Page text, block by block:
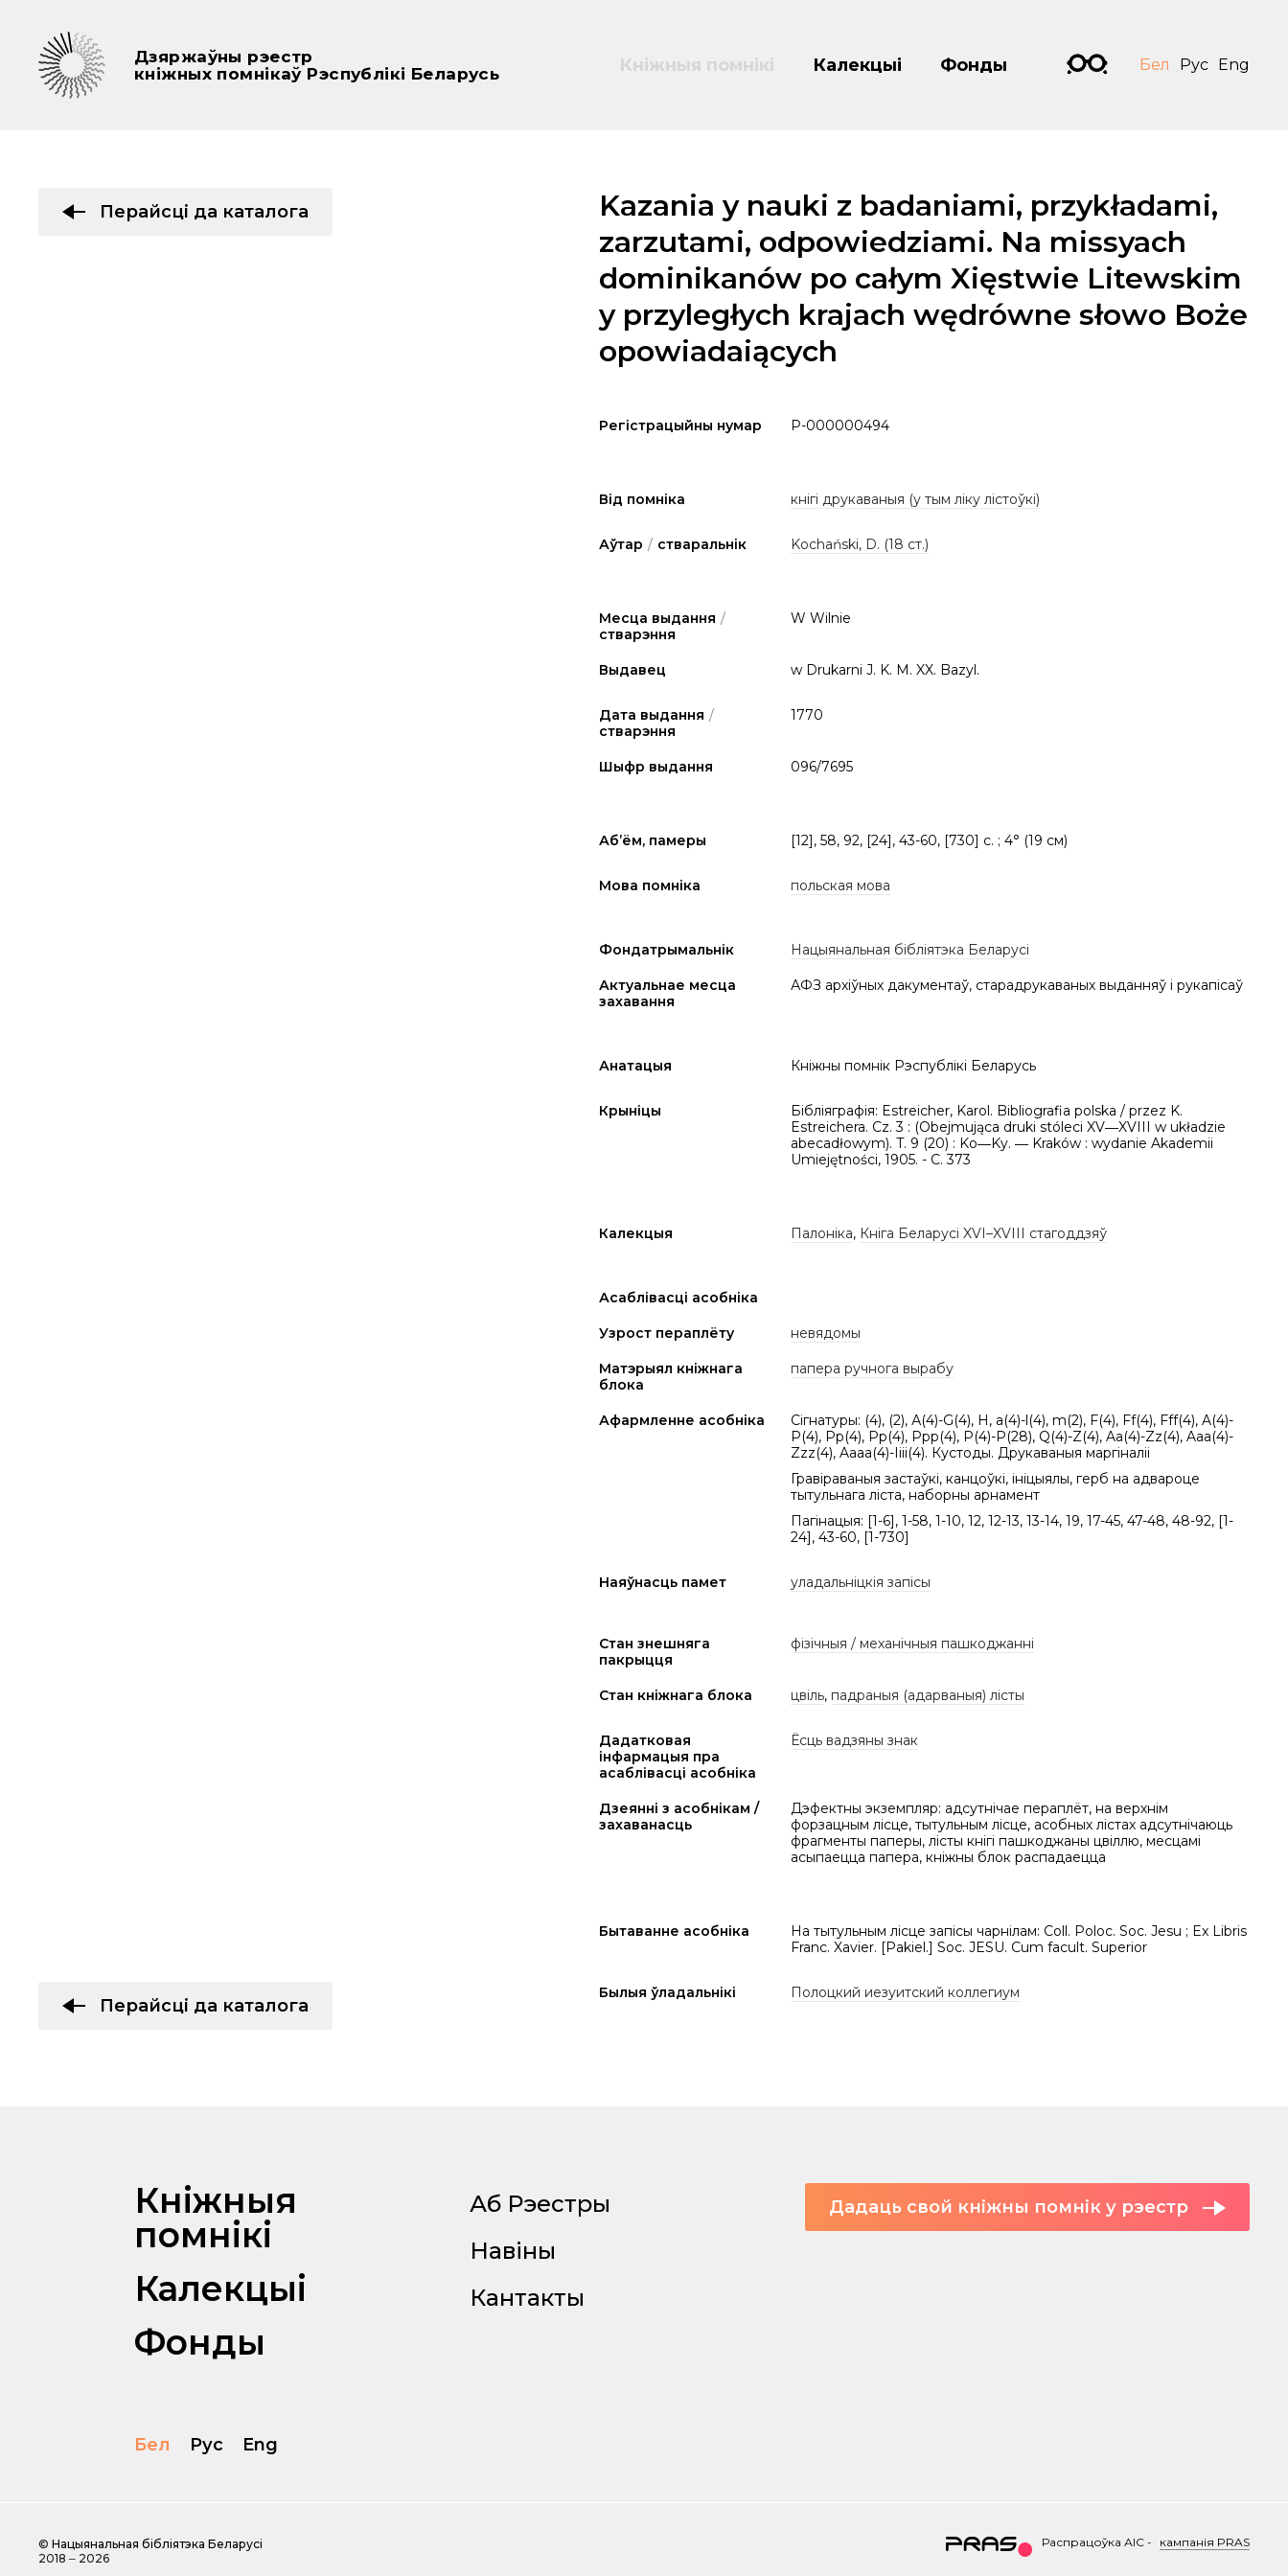
Дзяржаўны рэестр
кніжных помнікаў Рэспублікі Беларусь
Кніжныя помнікі Калекцыі Фонды Бел Рус Eng
Перайсці да каталога
Перайсці да каталога
Kazania y nauki z badaniami, przykładami,
zarzutami, odpowiedziami. Na missyach
dominikanów po całym Xięstwie Litewskim
y przyległych krajach wędrówne słowo Boże
opowiadaiących
Регістрацыйны нумар P-000000494
Від помніка кнігі друкаваныя (у тым ліку лістоўкі)
Аўтар / стваральнік Kochański, D. (18 ст.)
Месца выдання /
стварэння
W Wilnie
Выдавец w Drukarni J. K. M. XX. Bazyl.
Дата выдання /
стварэння
1770
Шыфр выдання 096/7695
Аб’ём, памеры [12], 58, 92, [24], 43-60, [730] с. ; 4° (19 см)
Мова помніка польская мова
Фондатрымальнік Нацыянальная бібліятэка Беларусі
Актуальнае месца
захавання
АФЗ архіўных дакументаў, старадрукаваных выданняў і рукапісаў
Анатацыя Кніжны помнік Рэспублікі Беларусь
Крыніцы
Бібліяграфія: Estreicher, Karol. Bibliografia polska / przez K.
Estreichera. Cz. 3 : (Obejmująca druki stóleci XV―XVIII w układzie
abecadłowym). T. 9 (20) : Ko―Ky. ― Kraków : wydanie Akademii
Umiejętności, 1905. - C. 373
Калекцыя Палоніка, Кніга Беларусі XVI–XVIII стагоддзяў
Асаблівасці асобніка
Узрост пераплёту невядомы
Матэрыял кніжнага
блока
папера ручнога вырабу
Афармленне асобніка
Сігнатуры: (4), (2), А(4)-G(4), H, a(4)-l(4), m(2), F(4), Ff(4), Fff(4), A(4)-
P(4), Pp(4), Pp(4), Ppp(4), P(4)-P(28), Q(4)-Z(4), Aa(4)-Zz(4), Aaa(4)-
Zzz(4), Aaaa(4)-Iiii(4). Кустоды. Друкаваныя маргіналіі
Гравіраваныя застаўкі, канцоўкі, ініцыялы, герб на адвароце
тытульнага ліста, наборны арнамент
Пагінацыя: [1-6], 1-58, 1-10, 12, 12-13, 13-14, 19, 17-45, 47-48, 48-92, [1-
24], 43-60, [1-730]
Наяўнасць памет уладальніцкія запісы
Стан знешняга
пакрыцця
фізічныя / механічныя пашкоджанні
Стан кніжнага блока цвіль, падраныя (адарваныя) лісты
Дадатковая
інфармацыя пра
асаблівасці асобніка
Ёсць вадзяны знак
Дзеянні з асобнікам /
захаванасць
Дэфектны экземпляр: адсутнічае пераплёт, на верхнім
форзацным лісце, тытульным лісце, асобных лістах адсутнічаюць
фрагменты паперы, лісты кнігі пашкоджаны цвіллю, месцамі
асыпаецца папера, кніжны блок распадаецца
Бытаванне асобніка
На тытульным лісце запісы чарнілам: Coll. Poloc. Soc. Jesu ; Ex Libris
Franc. Xavier. [Pakiel.] Soc. JESU. Cum facult. Superior
Былыя ўладальнікі Полоцкий иезуитский коллегиум
Кніжныя
помнікі
Калекцыі
Фонды
Бел Рус Eng
Аб Рэестры
Навіны
Кантакты
Дадаць свой кніжны помнік у рэестр
© Нацыянальная бібліятэка Беларусі
2018 ‒ 2026
Распрацоўка АІС - кампанія PRAS